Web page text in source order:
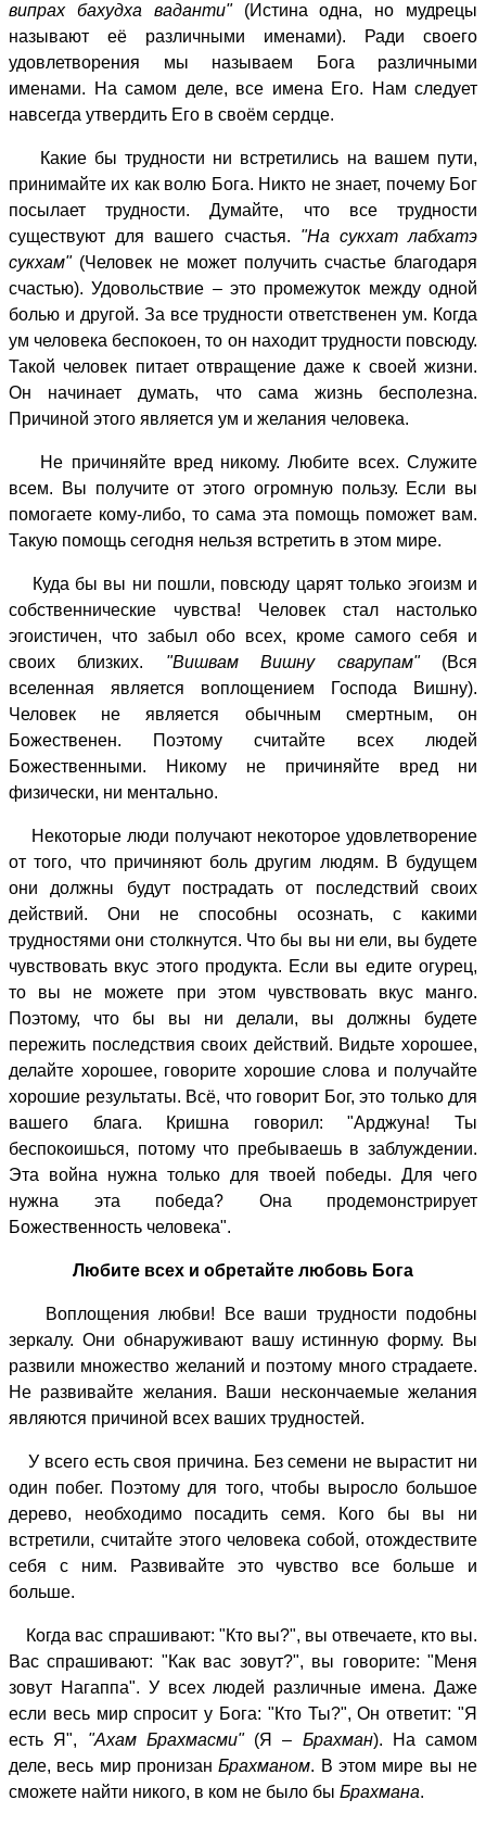
випрах бахудха ваданти"(Истина одна, но мудрецы
называют её различными именами). Ради своего
удовлетворения мы называем Бога различными
именами. На самом деле, все имена Его. Нам следует
навсегда утвердить Его в своём сердце.
Какие бы трудности ни встретились на вашем пути,
принимайте их как волю Бога. Никто не знает, почему Бог
посылает трудности. Думайте, что все трудности
существуют для вашего счастья. "На сукхат лабхатэ
сукхам"(Человек не может получить счастье благодаря
счастью). Удовольствие – это промежуток между одной
болью и другой. За все трудности ответственен ум. Когда
ум человека беспокоен, то он находит трудности повсюду.
Такой человек питает отвращение даже к своей жизни.
Он начинает думать, что сама жизнь бесполезна.
Причиной этого является ум и желания человека.
Не причиняйте вред никому. Любите всех. Служите
всем. Вы получите от этого огромную пользу. Если вы
помогаете кому-либо, то сама эта помощь поможет вам.
Такую помощь сегодня нельзя встретить в этом мире.
Куда бы вы ни пошли, повсюду царят только эгоизм и
собственнические чувства! Человек стал настолько
эгоистичен, что забыл обо всех, кроме самого себя и
своих близких. "Вишвам Вишну сварупам"(Вся
вселенная является воплощением Господа Вишну).
Человек не является обычным смертным, он
Божественен. Поэтому считайте всех людей
Божественными. Никому не причиняйте вред ни
физически, ни ментально.
Некоторые люди получают некоторое удовлетворение
от того, что причиняют боль другим людям. В будущем
они должны будут пострадать от последствий своих
действий. Они не способны осознать, с какими
трудностями они столкнутся. Что бы вы ни ели, вы будете
чувствовать вкус этого продукта. Если вы едите огурец,
то вы не можете при этом чувствовать вкус манго.
Поэтому, что бы вы ни делали, вы должны будете
пережить последствия своих действий. Видьте хорошее,
делайте хорошее, говорите хорошие слова и получайте
хорошие результаты. Всё, что говорит Бог, это только для
вашего блага. Кришна говорил: "Арджуна! Ты
беспокоишься, потому что пребываешь в заблуждении.
Эта война нужна только для твоей победы. Для чего
нужна эта победа? Она продемонстрирует
Божественность человека".
Любите всех и обретайте любовь Бога
Воплощения любви! Все ваши трудности подобны
зеркалу. Они обнаруживают вашу истинную форму. Вы
развили множество желаний и поэтому много страдаете.
Не развивайте желания. Ваши нескончаемые желания
являются причиной всех ваших трудностей.
У всего есть своя причина. Без семени не вырастит ни
один побег. Поэтому для того, чтобы выросло большое
дерево, необходимо посадить семя. Кого бы вы ни
встретили, считайте этого человека собой, отождествите
себя с ним. Развивайте это чувство все больше и
больше.
Когда вас спрашивают: "Кто вы?", вы отвечаете, кто вы.
Вас спрашивают: "Как вас зовут?", вы говорите: "Меня
зовут Нагаппа". У всех людей различные имена. Даже
если весь мир спросит у Бога: "Кто Ты?", Он ответит: "Я
есть Я", "Ахам Брахмасми"(Я – Брахман). На самом
деле, весь мир пронизанБрахманом. В этом мире вы не
сможете найти никого, в ком не было бы Брахмана.